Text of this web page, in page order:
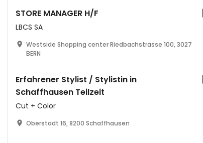
STORE MANAGER H/F
LBCS SA
Westside Shopping center Riedbachstrasse 100, 3027
BERN
Erfahrener Stylist / Stylistin in
Schaffhausen Teilzeit
Cut + Color
Oberstadt 16, 8200 Schaffhausen